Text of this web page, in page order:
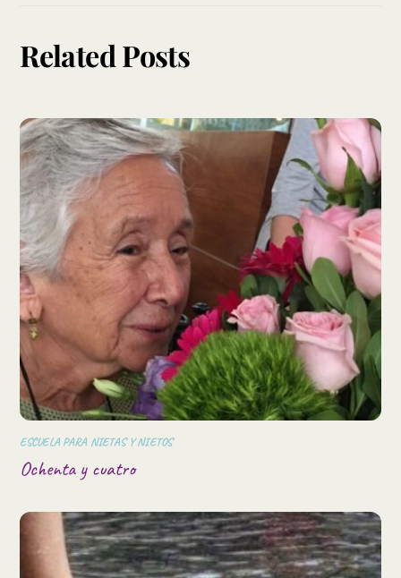
Related Posts
ESCUELA PARA NIETAS Y NIETOS
Ochenta y cuatro